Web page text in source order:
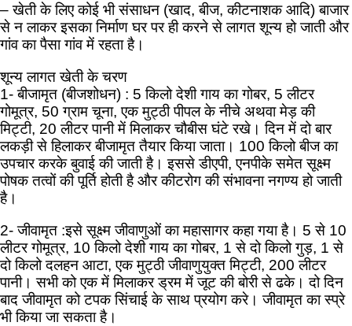
– खेती के लिए कोई भी संसाधन (खाद, बीज, कीटनाशक आदि) बाजार
से न लाकर इसका निर्माण घर पर ही करने से लागत शून्य हो जाती और
गांव का पैसा गांव में रहता है।
शून्य लागत खेती के चरण
1- बीजामृत (बीजशोधन) : 5 किलो देशी गाय का गोबर, 5 लीटर
गोमूत्र, 50 ग्राम चूना, एक मुट्ठी पीपल के नीचे अथवा मेड़ की
मिट्टी, 20 लीटर पानी में मिलाकर चौबीस घंटे रखे। दिन में दो बार
लकड़ी से हिलाकर बीजामृत तैयार किया जाता। 100 किलो बीज का
उपचार करके बुवाई की जाती है। इससे डीएपी, एनपीके समेत सूक्ष्म
पोषक तत्वों की पूर्ति होती है और कीटरोग की संभावना नगण्य हो जाती
है।
2- जीवामृत :इसे सूक्ष्म जीवाणुओं का महासागर कहा गया है। 5 से 10
लीटर गोमूत्र, 10 किलो देशी गाय का गोबर, 1 से दो किलो गुड़, 1 से
दो किलो दलहन आटा, एक मुट्ठी जीवाणुयुक्त मिट्टी, 200 लीटर
पानी। सभी को एक में मिलाकर ड्रम में जूट की बोरी से ढके। दो दिन
बाद जीवामृत को टपक सिंचाई के साथ प्रयोग करे। जीवामृत का स्प्रे
भी किया जा सकता है।